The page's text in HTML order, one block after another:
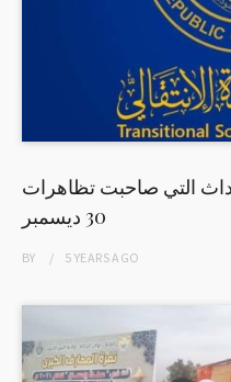
التي صاحبت تظاهرات
30 ديسمبر
BY 5 YEARSAGO